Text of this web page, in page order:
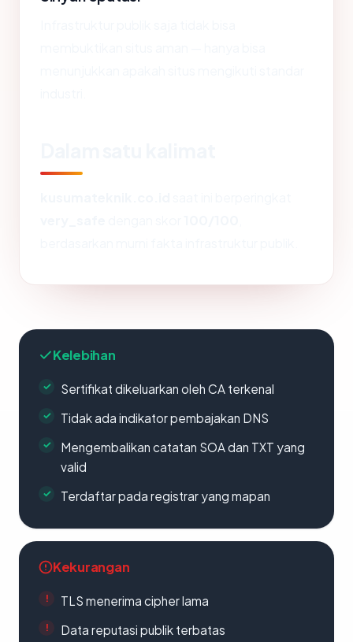
Kelebihan
Sertifikat dikeluarkan oleh CA terkenal
Tidak ada indikator pembajakan DNS
Mengembalikan catatan SOA dan TXT yang
valid
Terdaftar pada registrar yang mapan
Kekurangan
TLS menerima cipher lama
Data reputasi publik terbatas